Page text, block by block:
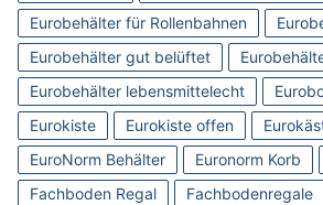
Eurobehälter für Rollenbahnen
Eurobehälter gut belüftet
Eurobehälter lebensmittelecht
Eurokiste
Eurokiste offen
EuroNorm Behälter
Euronorm Korb
Fachboden Regal
Fachbodenregale